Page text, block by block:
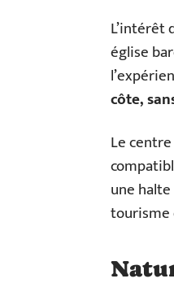
L’intérêt
église
côte,
Le
une
tourisme